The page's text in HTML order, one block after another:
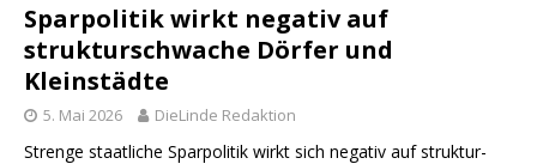
Sparpolitik wirkt negativ auf
strukturschwache Dörfer und
Kleinstädte
5. Mai 2026 DieLinde Redaktion
Strenge staatliche Sparpolitik wirkt sich negativ auf struktur-